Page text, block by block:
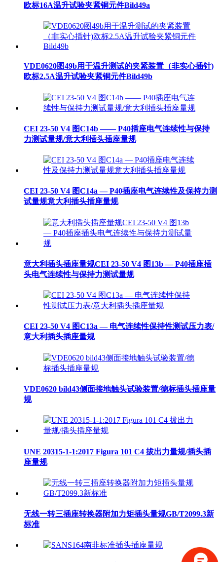
欧标16A温升试验夹紧铜元件Bild49a
VDE0620图49b用于温升测试的夹紧装置（非实心插针)
欧标2.5A温升试验夹紧铜元件Bild49b
CEI 23-50 V4 图C14b —— P40插座电气连续性与保持
力测试量规/意大利插头插座量规
CEI 23-50 V4 图C14a — P40插座电气连续性及保持力测
试量规意大利插头插座量规
意大利插头插座量规CEI 23-50 V4 图13b — P40插座插
头电气连续性与保持力测试量规
CEI 23-50 V4 图C13a — 电气连续性保持性测试压力表/
意大利插头插座量规
VDE0620 bild43侧面接地触头试验装置/德标插头插座量
规
UNE 20315-1-1:2017 Figura 101 C4 拔出力量规/插头插
座量规
无线一转三插座转换器附加力矩插头量规GB/T2099.3新
标准